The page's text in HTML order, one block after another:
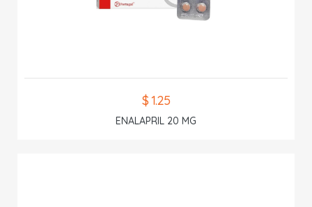
$ 1.25
ENALAPRIL 20 MG